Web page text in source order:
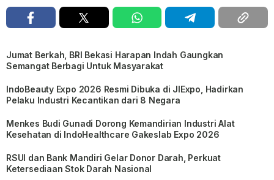
Jumat Berkah, BRI Bekasi Harapan Indah Gaungkan
Semangat Berbagi Untuk Masyarakat
IndoBeauty Expo 2026 Resmi Dibuka di JIExpo, Hadirkan
Pelaku Industri Kecantikan dari 8 Negara
Menkes Budi Gunadi Dorong Kemandirian Industri Alat
Kesehatan di IndoHealthcare Gakeslab Expo 2026
RSUI dan Bank Mandiri Gelar Donor Darah, Perkuat
Ketersediaan Stok Darah Nasional